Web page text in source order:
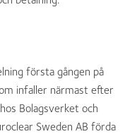
första gången på
infaller närmast efter
Bolagsverket och
Sweden AB förda